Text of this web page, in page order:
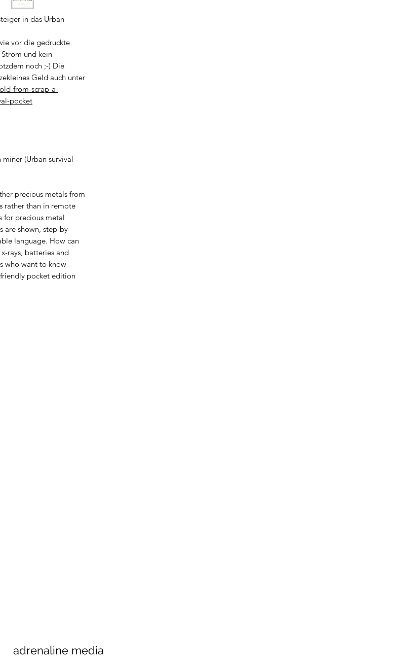
in das Urban
vor die gedruckte
und kein
noch ;-) Die
Geld auch unter :
from-scrap-a-
pocket
(Urban survival -
precious metals from
rather than in remote
for precious metal
are shown, step-by-
language. How can
rays, batteries and
who want to know
pocket edition
adrenaline media